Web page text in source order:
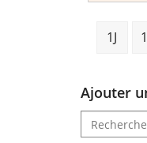
1J
Ajouter